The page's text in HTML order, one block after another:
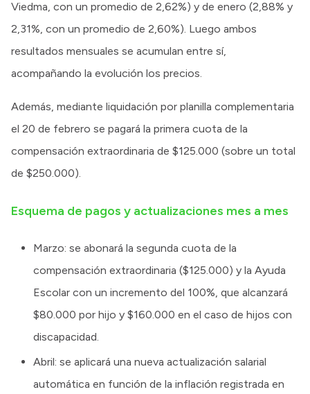
Viedma, con un promedio de 2,62%) y de enero (2,88% y
2,31%, con un promedio de 2,60%). Luego ambos
resultados mensuales se acumulan entre sí,
acompañando la evolución los precios.
Además, mediante liquidación por planilla complementaria
el 20 de febrero se pagará la primera cuota de la
compensación extraordinaria de $125.000 (sobre un total
de $250.000).
Esquema de pagos y actualizaciones mes a mes
Marzo: se abonará la segunda cuota de la
compensación extraordinaria ($125.000) y la Ayuda
Escolar con un incremento del 100%, que alcanzará
$80.000 por hijo y $160.000 en el caso de hijos con
discapacidad.
Abril: se aplicará una nueva actualización salarial
automática en función de la inflación registrada en